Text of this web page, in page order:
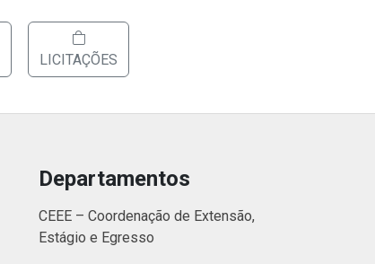
LICITAÇÕES
Departamentos
CEEE – Coordenação de Extensão,
Estágio e Egresso